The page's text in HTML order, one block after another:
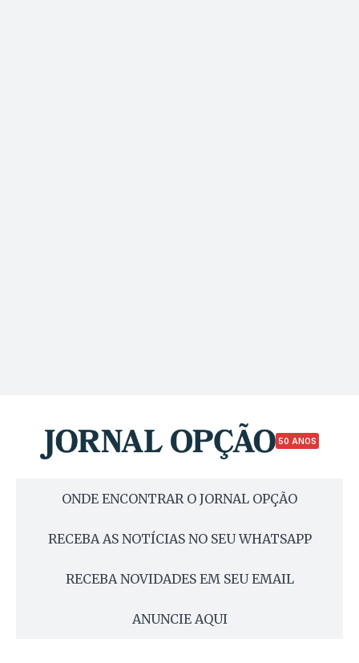
50 ANOS
ONDE ENCONTRAR O JORNAL OPÇÃO
RECEBA AS NOTÍCIAS NO SEU WHATSAPP
RECEBA NOVIDADES EM SEU EMAIL
ANUNCIE AQUI